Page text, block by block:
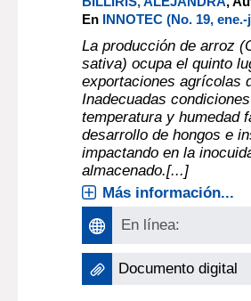
En INNOTEC (No. 19,
La producción de arroz
sativa) ocupa el quinto
exportaciones agrícolas
Inadecuadas
temperatura y humedad
desarrollo de hongos e
impactando en la
almacenado.[...]
Más información...
En línea:
Documento digital